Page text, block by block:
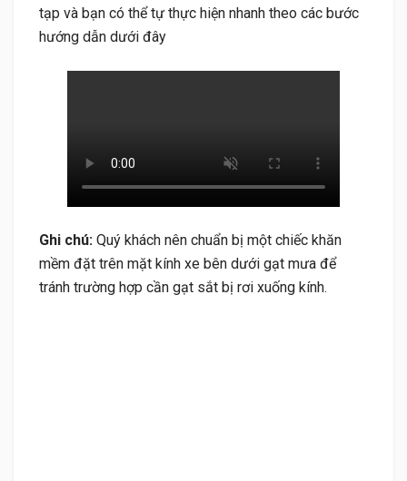
tạp và bạn có thể tự thực hiện nhanh theo các bước
hướng dẫn dưới đây
Ghi chú: Quý khách nên chuẩn bị một chiếc khăn
mềm đặt trên mặt kính xe bên dưới gạt mưa để
tránh trường hợp cần gạt sắt bị rơi xuống kính.